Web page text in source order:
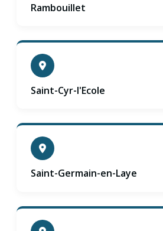
Rambouillet
Saint-Cyr-l'Ecole
Saint-Germain-en-Laye